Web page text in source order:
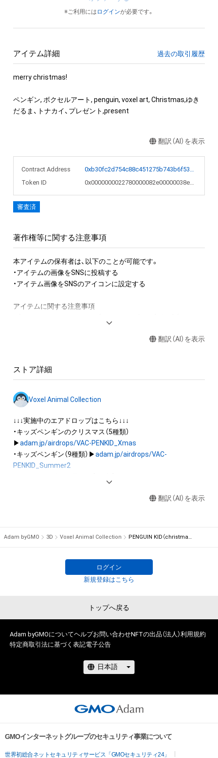
※ご利用には ログインが必要です。
アイテム詳細 過去の取引履歴
merry christmas!
ペンギン, ボクセルアート, penguin, voxel art, Christmas,ゆき
だるま、トナカイ、プレゼント,present
翻訳（AI）を表示
Contract Address
0xb30fc2d754c88c451275b743b6f530f19f643683
Token ID
0x0000000022780000082e00000038e54f
審査済
著作権等に関する注意事項
本アイテムの保有者は、以下のことが可能です。
・アイテムの画像をSNSに投稿する
・アイテム画像をSNSのアイコンに設定する
アイテムに関する注意事項
権(著作権、特許権、実用新案権、商標権、意匠権その他の知的財
作権を有する方、著作隣接権の権利者またはその管理委託を受
を保有していたとしても、本アイテムに関する創作物にかかる
知的財産権を有することを意味しません。
・本アイテムの著作権を有する方、著作隣接権の権利者またはそ
の管理委託を受けている者からの事前の同意なしに、上記の「本
アイテムの保有者が有する権利」の範囲を超えた行為、知的財産
権を侵害するおそれのある行為(改変、公開、配布、逆コンパイ
ル、リバースエンジニアリングを含みますが、これに限定されま
・本アイテムに関する創作物の利用については、公序良俗や法令
に反する利用またはその恐れのある利用など、作成者が不適切
翻訳（AI）を表示
ストア詳細
Voxel Animal Collection
↓↓↓実施中のエアドロップはこちら↓↓↓
・キッズペンギンのクリスマス（5種類）
▶adam.jp/airdrops/VAC-PENKID_Xmas
・キッズペンギン（9種類）▶adam.jp/airdrops/VAC-
PENKID_Summer2
・フクロウ（3種類）▶ adam.jp/airdrops/VAC-OWL
adam.jp/airdrops/VAC-NY2024
翻訳（AI）を表示
Adam byGMO 3D Voxel Animal Collection PENGUIN KID（christmas style）
ログイン
新規登録はこちら
トップへ戻る
Adam byGMOについてヘルプお問い合わせNFTの出品（法人）利用規約
特定商取引法に基づく表記電子公告
GMOインターネットグループのセキュリティ事業について
世界初総合ネットセキュリティサービス「GMOセキュリティ24」